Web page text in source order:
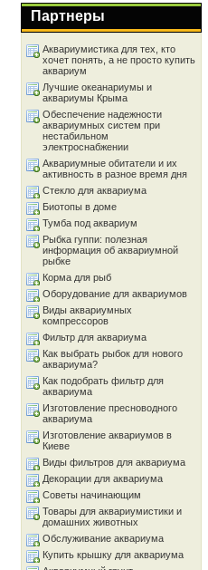
Партнеры
Аквариумистика для тех, кто
хочет понять, а не просто купить
аквариум
Лучшие океанариумы и
аквариумы Крыма
Обеспечение надежности
аквариумных систем при
нестабильном
электроснабжении
Аквариумные обитатели и их
активность в разное время дня
Стекло для аквариума
Биотопы в доме
Тумба под аквариум
Рыбка гуппи: полезная
информация об аквариумной
рыбке
Корма для рыб
Оборудование для аквариумов
Виды аквариумных
компрессоров
Фильтр для аквариума
Как выбрать рыбок для нового
аквариума?
Как подобрать фильтр для
аквариума
Изготовление пресноводного
аквариума
Изготовление аквариумов в
Киеве
Виды фильтров для аквариума
Декорации для аквариума
Советы начинающим
Товары для аквариумистики и
домашних животных
Обслуживание аквариума
Купить крышку для аквариума